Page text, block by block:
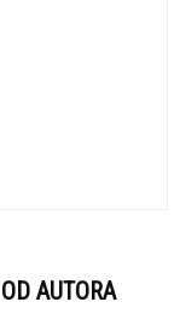
AUTORA